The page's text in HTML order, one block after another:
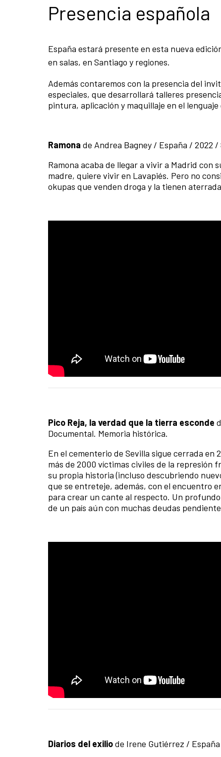
Presencia española
España estará presente en esta nueva
en salas, en Santiago y regiones.
Además contaremos con la presencia del
especiales, que desarrollará talleres
pintura, aplicación y maquillaje en el
Ramona de Andrea Bagney / España / 2022
Ramona acaba de llegar a vivir a Madrid
madre, quiere vivir en Lavapiés. Pero no
okupas que venden droga y la tienen
Pico Reja, la verdad que la tierra esconde
Documental. Memoria histórica.
En el cementerio de Sevilla sigue cerrada en
más de 2000 víctimas civiles de la represión
su propia historia (incluso descubriendo
que se entreteje, además, con el encuentro
para crear un cante al respecto. Un
de un país aún con muchas deudas
Diarios del exiliode Irene Gutiérrez /